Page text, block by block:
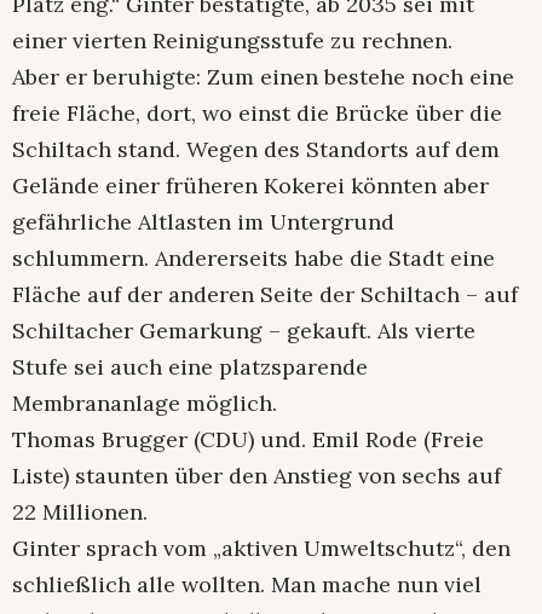
einer vierten Reinigungsstufe zu rechnen.
Aber er beruhigte: Zum einen bestehe noch eine
freie Fläche, dort, wo einst die Brücke über die
Schiltach stand. Wegen des Standorts auf dem
Gelände einer früheren Kokerei könnten aber
gefährliche Altlasten im Untergrund
schlummern. Andererseits habe die Stadt eine
Fläche auf der anderen Seite der Schiltach – auf
Schiltacher Gemarkung – gekauft. Als vierte
Stufe sei auch eine platzsparende
Membrananlage möglich.
Thomas Brugger (CDU) und. Emil Rode (Freie
Liste) staunten über den Anstieg von sechs auf
22 Millionen.
Ginter sprach vom „aktiven Umweltschutz“, den
schließlich alle wollten. Man mache nun viel